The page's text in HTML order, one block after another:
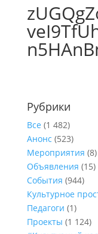
Рубрики
Все (1 482)
Анонс (523)
Мероприятия (8)
Объявления (15)
События (944)
Культурное
Педагоги (1)
Проекты (1 124)